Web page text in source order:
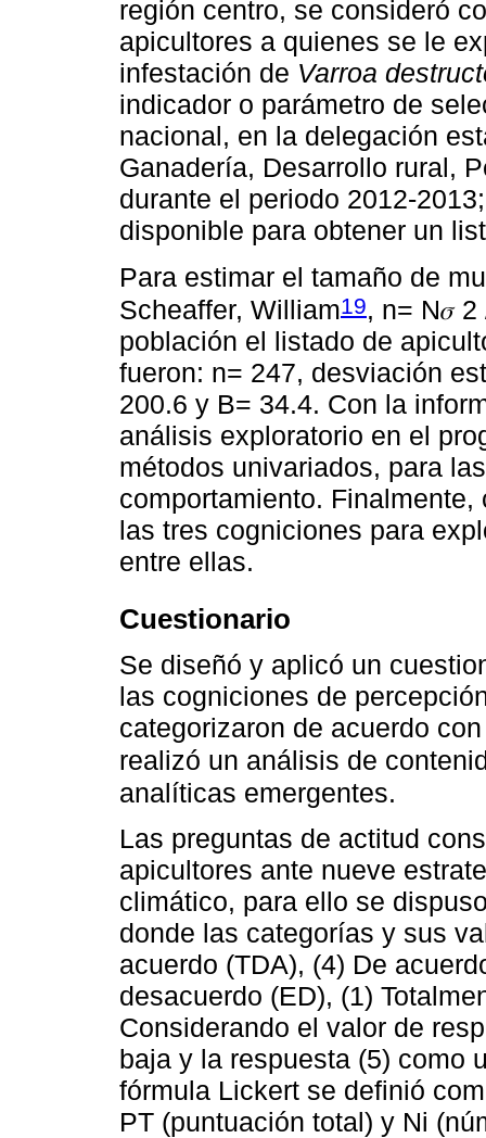
región centro, se consideró
apicultores a quienes se le
infestación de Varroa
indicador o parámetro de
nacional, en la delegación
Ganadería, Desarrollo rural,
durante el periodo 2012-
disponible para obtener un
Para estimar el tamaño de
Scheaffer, William19, n= N𝜎
población el listado de
fueron: n= 247, desviación
200.6 y B= 34.4. Con la
análisis exploratorio en el
métodos univariados, para
comportamiento.
las tres cogniciones para
entre ellas.
Cuestionario
Se diseñó y aplicó un
las cogniciones de
categorizaron de acuerdo
realizó un análisis de
analíticas emergentes.
Las preguntas de actitud
apicultores ante nueve
climático, para ello se
donde las categorías y sus
acuerdo (TDA), (4) De
desacuerdo (ED), (1)
Considerando el valor de
baja y la respuesta (5) como
fórmula Lickert se definió
PT (puntuación total) y Ni